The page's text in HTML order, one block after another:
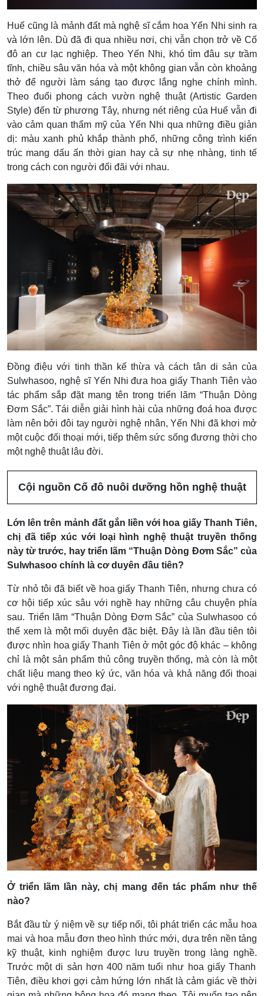
Huế cũng là mảnh đất mà nghệ sĩ cắm hoa Yến Nhi sinh ra
và lớn lên. Dù đã đi qua nhiều nơi, chị vẫn chọn trở về Cố
đô an cư lạc nghiệp. Theo Yến Nhi, khó tìm đâu sự trầm
tĩnh, chiều sâu văn hóa và một không gian vẫn còn khoảng
thở để người làm sáng tạo được lắng nghe chính mình.
Theo đuổi phong cách vườn nghệ thuật (Artistic Garden
Style) đến từ phương Tây, nhưng nét riêng của Huế vẫn đi
vào cảm quan thẩm mỹ của Yến Nhi qua những điều giản
dị: màu xanh phủ khắp thành phố, những công trình kiến
trúc mang dấu ấn thời gian hay cả sự nhẹ nhàng, tinh tế
trong cách con người đối đãi với nhau.
Đồng điệu với tinh thần kế thừa và cách tân di sản của
Sulwhasoo, nghệ sĩ Yến Nhi đưa hoa giấy Thanh Tiên vào
tác phẩm sắp đặt mang tên trong triển lãm “Thuận Dòng
Đơm Sắc”. Tái diễn giải hình hài của những đoá hoa được
làm nên bởi đôi tay người nghệ nhân, Yến Nhi đã khơi mở
một cuộc đối thoại mới, tiếp thêm sức sống đương thời cho
một nghệ thuật lâu đời.
Cội nguồn Cố đô nuôi dưỡng hồn nghệ thuật
Lớn lên trên mảnh đất gắn liền với hoa giấy Thanh Tiên,
chị đã tiếp xúc với loại hình nghệ thuật truyền thống
này từ trước, hay triển lãm “Thuận Dòng Đơm Sắc” của
Sulwhasoo chính là cơ duyên đầu tiên?
Từ nhỏ tôi đã biết về hoa giấy Thanh Tiên, nhưng chưa có
cơ hội tiếp xúc sâu với nghề hay những câu chuyện phía
sau. Triển lãm “Thuận Dòng Đơm Sắc” của Sulwhasoo có
thể xem là một mối duyên đặc biệt. Đây là lần đầu tiên tôi
được nhìn hoa giấy Thanh Tiên ở một góc độ khác – không
chỉ là một sản phẩm thủ công truyền thống, mà còn là một
chất liệu mang theo ký ức, văn hóa và khả năng đối thoại
với nghệ thuật đương đại.
Ở triển lãm lần này, chị mang đến tác phẩm như thế
nào?
Bắt đầu từ ý niệm về sự tiếp nối, tôi phát triển các mẫu hoa
mai và hoa mẫu đơn theo hình thức mới, dựa trên nền tảng
kỹ thuật, kinh nghiệm được lưu truyền trong làng nghề.
Trước một di sản hơn 400 năm tuổi như hoa giấy Thanh
Tiên, điều khơi gợi cảm hứng lớn nhất là cảm giác về thời